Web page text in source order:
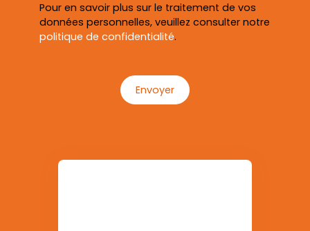
Pour en savoir plus sur le traitement de vos
données personnelles, veuillez consulter notre
politique de confidentialité.
Envoyer